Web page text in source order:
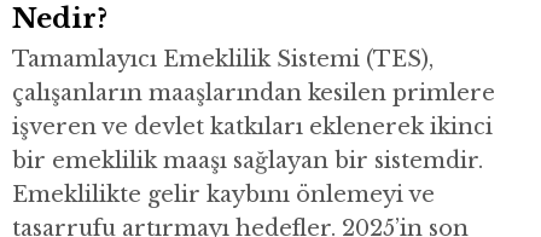
Nedir?
Tamamlayıcı Emeklilik Sistemi (TES),
çalışanların maaşlarından kesilen primlere
işveren ve devlet katkıları eklenerek ikinci
bir emeklilik maaşı sağlayan bir sistemdir.
Emeklilikte gelir kaybını önlemeyi ve
tasarrufu artırmayı hedefler. 2025’in son